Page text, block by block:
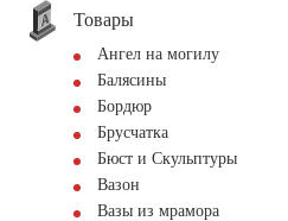
Товары
Ангел на могилу
Балясины
Бордюр
Брусчатка
Бюст и Скульптуры
Вазон
Вазы из мрамора